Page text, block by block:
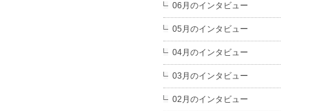
06月のインタビュー
05月のインタビュー
04月のインタビュー
03月のインタビュー
02月のインタビュー